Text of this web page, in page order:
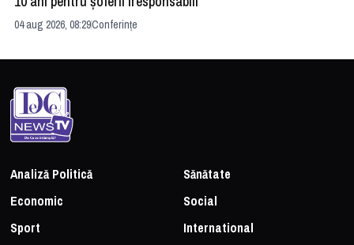
04 aug 2026, 08:29Conferințe
Analiză Politică
Sănătate
Economic
Social
Sport
International